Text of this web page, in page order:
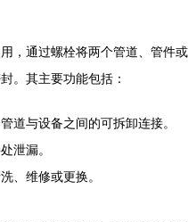
，通过螺栓将两个管道、管件或
。其主要功能包括：
道与设备之间的可拆卸连接。
泄漏。
、维修或更换。